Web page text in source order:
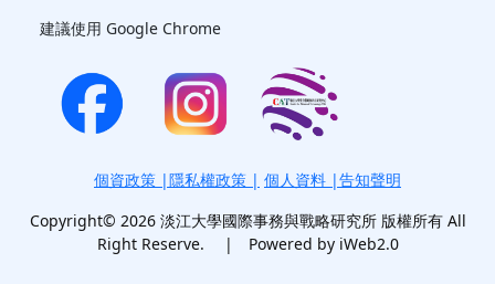
建議使用 Google Chrome
個資政策 |隱私權政策 | 個人資料 |告知聲明
Copyright© 2026 淡江大學國際事務與戰略研究所 版權所有 All
Right Reserve. | Powered by iWeb2.0